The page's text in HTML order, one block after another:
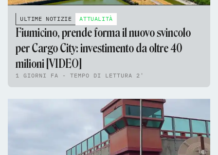
ULTIME NOTIZIE ATTUALITÀ
Fiumicino, prende forma il nuovo svincolo
per Cargo City: investimento da oltre 40
milioni [VIDEO]
1 GIORNI FA - TEMPO DI LETTURA 2'